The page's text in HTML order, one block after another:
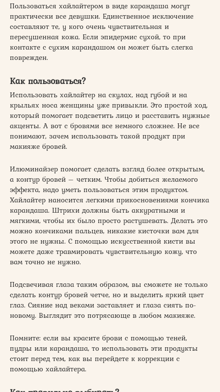
Пользоваться хайлайтером в виде карандаша могут
практически все девушки. Единственное исключение
составляют те, у кого очень чувствительная и
пересушенная кожа. Если эпидермис сухой, то при
контакте с сухим карандашом он может быть слегка
поврежден.
Как пользоваться?
Использовать хайлайтер на скулах, над губой и на
крыльях носа женщины уже привыкли. Это простой ход,
который помогает подсветить лицо и расставить нужные
акценты. А вот с бровями все немного сложнее. Не все
понимают, зачем использовать такой продукт при
макияже бровей.
Илюминайзер помогает сделать взгляд более открытым,
а контур бровей – четким. Чтобы добиться желаемого
эффекта, надо уметь пользоваться этим продуктом.
Хайлайтер наносится легкими прикосновениями кончика
карандаша. Штрихи должны быть аккуратными и
мягкими, чтобы их было просто растушевать. Делать это
можно кончиками пальцев, никакие кисточки вам для
этого не нужны. С помощью искусственной кисти вы
можете даже травмировать чувствительную кожу, что
вам точно не нужно.
Подсвечивая глаза таким образом, вы сможете не только
сделать контур бровей четче, но и выделить яркий цвет
глаз. Сияние над веками заставляет и глаза сиять по-
новому. Выглядит это потрясающе в любом макияже.
Помните: если вы красите брови с помощью теней,
пудры или карандаша, то использовать эти продукты
стоит перед тем, как вы перейдете к коррекции с
помощью хайлайтера.